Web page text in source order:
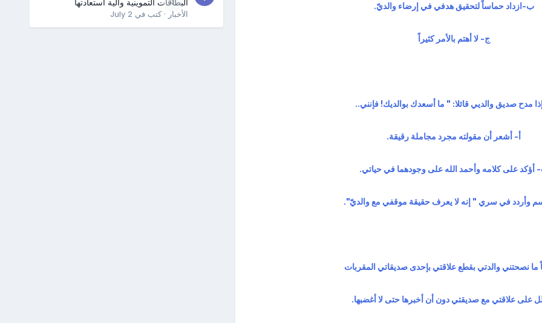
ب‌-ازداد حماساً لتحقيق هدفي في إرضاء والديّ.
ج- لا أهتم بالأمر كثيراً
أ- أشعر أن مقولته مجرد مجاملة رقيقة.
أؤكد على كلامه وأحمد الله على وجودهما في حياتي.
وأردد في سري " إنه لا يعرف حقيقة موقفي مع والديّ".
على علاقتي مع صديقتي دون أن أخبرها حتى لا أغضبها.
البطاقات التموينية وآلية استعادتها
الأخبار · كتب في July 2